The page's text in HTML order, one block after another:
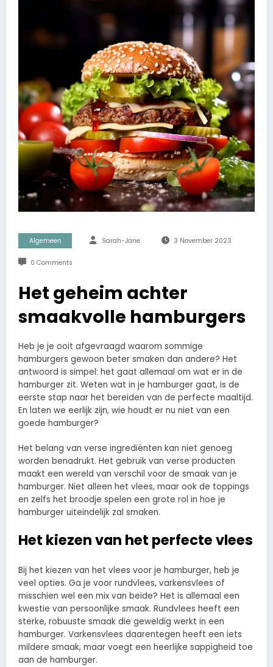
Algemeen Sarah-Jane 3 November 2023
0 Comments
Het geheim achter
smaakvolle hamburgers
Heb je je ooit afgevraagd waarom sommige
hamburgers gewoon beter smaken dan andere? Het
antwoord is simpel: het gaat allemaal om wat er in de
hamburger zit. Weten wat in je hamburger gaat, is de
eerste stap naar het bereiden van de perfecte maaltijd.
En laten we eerlijk zijn, wie houdt er nu niet van een
goede hamburger?
Het belang van verse ingrediënten kan niet genoeg
worden benadrukt. Het gebruik van verse producten
maakt een wereld van verschil voor de smaak van je
hamburger. Niet alleen het vlees, maar ook de toppings
en zelfs het broodje spelen een grote rol in hoe je
hamburger uiteindelijk zal smaken.
Het kiezen van het perfecte vlees
Bij het kiezen van het vlees voor je hamburger, heb je
veel opties. Ga je voor rundvlees, varkensvlees of
misschien wel een mix van beide? Het is allemaal een
kwestie van persoonlijke smaak. Rundvlees heeft een
sterke, robuuste smaak die geweldig werkt in een
hamburger. Varkensvlees daarentegen heeft een iets
mildere smaak, maar voegt een heerlijke sappigheid toe
aan de hamburger.